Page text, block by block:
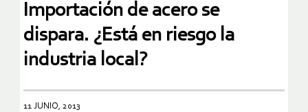
Importación de acero se
dispara. ¿Está en riesgo la
industria local?
11 JUNIO, 2013